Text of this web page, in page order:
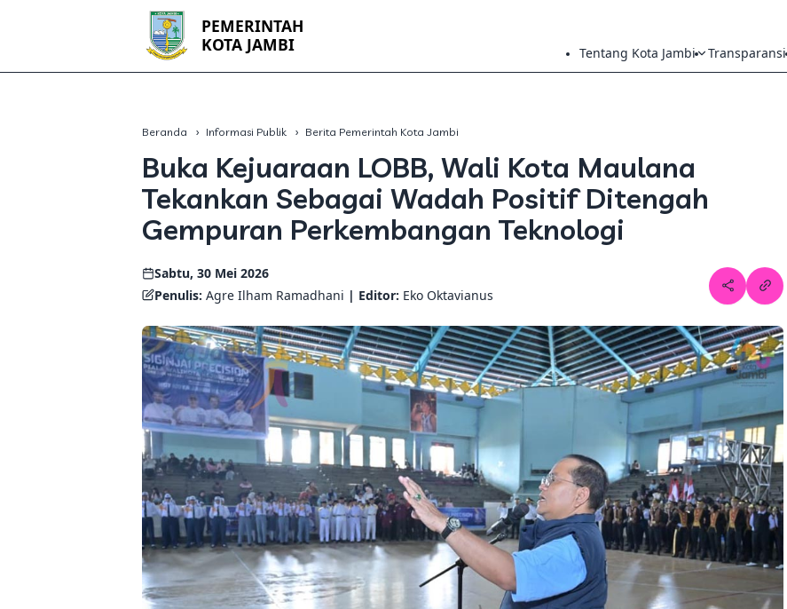
PEMERINTAH
KOTA JAMBI
Tentang Kota Jambi Transparansi
Beranda Informasi Publik Berita Pemerintah Kota Jambi
Buka Kejuaraan LOBB, Wali Kota Maulana
Tekankan Sebagai Wadah Positif Ditengah
Gempuran Perkembangan Teknologi
Sabtu, 30 Mei 2026
Penulis: Agre Ilham Ramadhani | Editor: Eko Oktavianus